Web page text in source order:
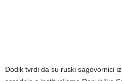
Dodik tvrdi da su ruski sagovornici